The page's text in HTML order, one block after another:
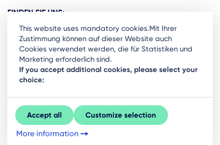
FINDEN SIE UNS:
Ready to stay in the loop on Rigas business
community? Subscribe to our newsletter.
Sign Up
This website uses mandatory cookies.Mit Ihrer
Zustimmung können auf dieser Website auch
Cookies verwendet werden, die für Statistiken und
Marketing erforderlich sind.
If you accept additional cookies, please select your
choice:
Accept all Customize selection
More information